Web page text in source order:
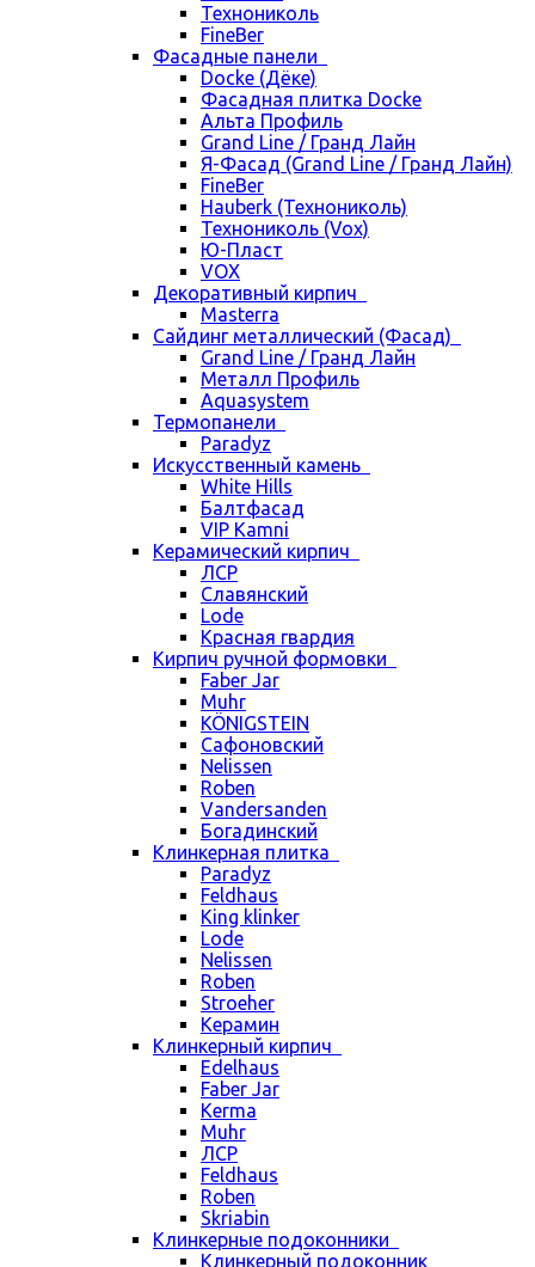
Технониколь
FineBer
Фасадные панели
Docke (Дёке)
Фасадная плитка Docke
Альта Профиль
Grand Line / Гранд Лайн
Я-Фасад (Grand Line / Гранд Лайн)
FineBer
Hauberk (Технониколь)
Технониколь (Vox)
Ю-Пласт
VOX
Декоративный кирпич
Masterra
Сайдинг металлический (Фасад)
Grand Line / Гранд Лайн
Металл Профиль
Aquasystem
Термопанели
Paradyz
Искусственный камень
White Hills
Балтфасад
VIP Kamni
Керамический кирпич
ЛСР
Славянский
Lode
Красная гвардия
Кирпич ручной формовки
Faber Jar
Muhr
KÖNIGSTEIN
Сафоновский
Nelissen
Roben
Vandersanden
Богадинский
Клинкерная плитка
Paradyz
Feldhaus
King klinker
Lode
Nelissen
Roben
Stroeher
Керамин
Клинкерный кирпич
Edelhaus
Faber Jar
Kerma
Muhr
ЛСР
Feldhaus
Roben
Skriabin
Клинкерные подоконники
Клинкерный подоконник